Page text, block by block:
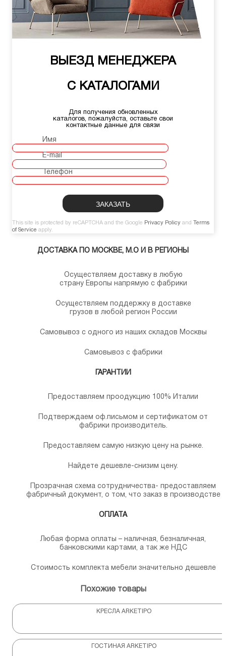
ВЫЕЗД МЕНЕДЖЕРА
С КАТАЛОГАМИ
Для получения обновленных
каталогов, пожалуйста, оставьте свои
контактные данные для связи
Имя
E-mail
Телефон
This site is protected by reCAPTCHA and the Google Privacy Policy and
Terms
of Service apply.
ДОСТАВКА ПО МОСКВЕ, М.О И В РЕГИОНЫ
Осуществляем доставку в любую
страну Европы напрямую с фабрики
Осуществляем поддержку в доставке
грузов в любой регион России
Самовывоз с одного из наших складов Москвы
Самовывоз с фабрики
ГАРАНТИИ
Предоставляем проодукцию 100% Италии
Подтверждаем оф.письмом и сертификатом от
фабрики производитель.
Предоставляем самую низкую цену на рынке.
Найдете дешевле-снизим цену.
Прозрачная схема сотрудничества- предоставляем
фабричный документ, о том, что заказ в производстве
ОПЛАТА
Любая форма оплаты – наличная, безналичная,
банковскими картами, а так же НДС
Стоимость комплекта мебели значительно дешевле
Похожие товары
КРЕСЛА ARKETIPO
ГОСТИНАЯ ARKETIPO